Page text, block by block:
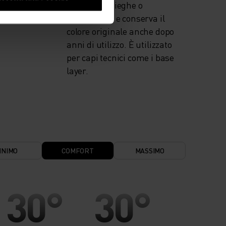
senza fare pieghe o
restringersi e conserva il
colore originale anche dopo
anni di utilizzo. È utilizzato
per capi tecnici come i base
layer.
COMFORT MASSIMO
30°
30°